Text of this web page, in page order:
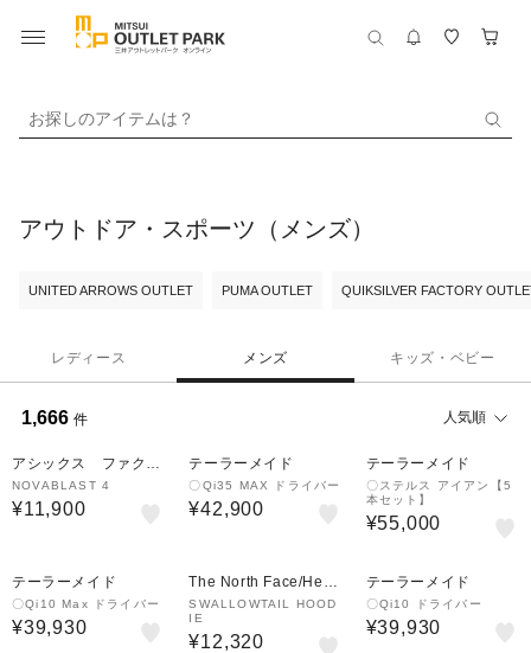
お探しのアイテムは？
アウトドア・スポーツ（メンズ）
UNITED ARROWS OUTLET PUMA OUTLET QUIKSILVER FACTORY
レディース メンズ キッズ・ベビー
1,666 件 人気順
アシックス ファクト
リーアウトレット
NOVABLAST 4
¥11,900
テーラーメイド
〇Qi35 MAX ドライバー
¥42,900
テーラーメイド
〇ステルス アイアン【5
本セット】
¥55,000
テーラーメイド
〇Qi10 Max ドライバー
¥39,930
The North Face/Helly
Hansen
SWALLOWTAIL HOOD
IE
¥12,320
テーラーメイド
〇Qi10 ドライバー
¥39,930